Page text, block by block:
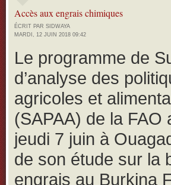
Accès aux engrais chimiques
ÉCRIT PAR SIDWAYA
MARDI, 12 JUIN 2018 09:42
Le programme de
d’analyse des
agricoles et
(SAPAA) de la FAO
jeudi 7 juin à
de son étude sur la
engrais au Burkina